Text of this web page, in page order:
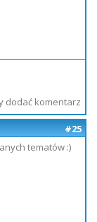
dodać komentarz
#25
tematów :)